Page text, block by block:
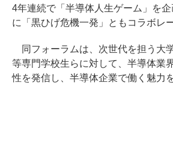
4年連続で「半導体人生ゲーム」を
に「黒ひげ危機一発」ともコラボレ
同フォーラムは、次世代を担う大
等専門学校生らに対して、半導体業
性を発信し、半導体企業で働く魅力